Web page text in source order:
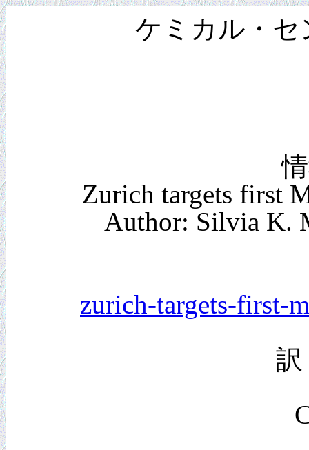
ケミカル・
Zurich targets first
Author: Silvia K.
zurich-targets-first-